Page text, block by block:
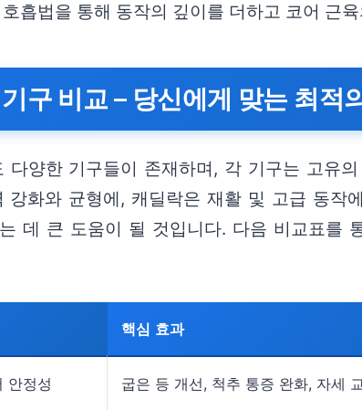
흡법을 통해 동작의 깊이를 더하고 코어 근
구 비교 – 당신에게 맞는 최적
양한 기구들이 존재하며, 각 기구는 고유
화와 균형에, 캐딜락은 재활 및 고급 동작
데 큰 도움이 될 것입니다. 다음 비교표를
핵심 효과
안정성 굽은 등 개선, 척추 통증 완화, 자세